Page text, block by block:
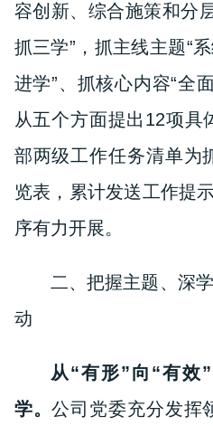
容创新、综合施策和分
抓三学”，抓主线主题“
进学”、抓核心内容“全
从五个方面提出12项具
部两级工作任务清单为
览表，累计发送工作提
序有力开展。
二、把握主题、深
动
从“有形”向“有效
学。公司党委充分发挥